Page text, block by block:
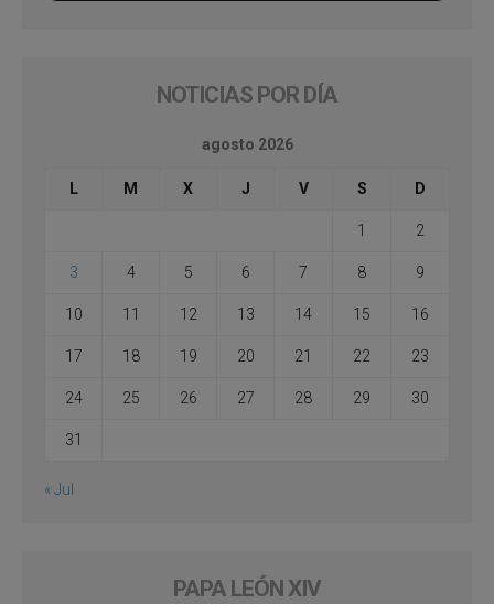
NOTICIAS POR DÍA
agosto 2026
L M X J V S D
1 2
3 4 5 6 7 8 9
10 11 12 13 14 15 16
17 18 19 20 21 22 23
24 25 26 27 28 29 30
31
« Jul
PAPA LEÓN XIV